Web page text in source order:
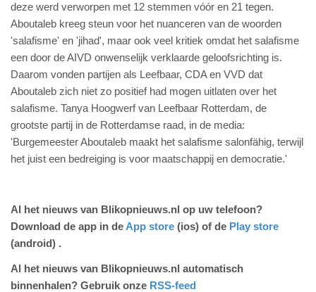
deze werd verworpen met 12 stemmen vóór en 21 tegen.
Aboutaleb kreeg steun voor het nuanceren van de woorden
'salafisme' en 'jihad', maar ook veel kritiek omdat het salafisme
een door de AIVD onwenselijk verklaarde geloofsrichting is.
Daarom vonden partijen als Leefbaar, CDA en VVD dat
Aboutaleb zich niet zo positief had mogen uitlaten over het
salafisme. Tanya Hoogwerf van Leefbaar Rotterdam, de
grootste partij in de Rotterdamse raad, in de media:
'Burgemeester Aboutaleb maakt het salafisme salonfähig, terwijl
het juist een bedreiging is voor maatschappij en democratie.'
Al het nieuws van Blikopnieuws.nl op uw telefoon?
Download de app in de App store (ios) of de Play store
(android) .
Al het nieuws van Blikopnieuws.nl automatisch
binnenhalen? Gebruik onze RSS-feed